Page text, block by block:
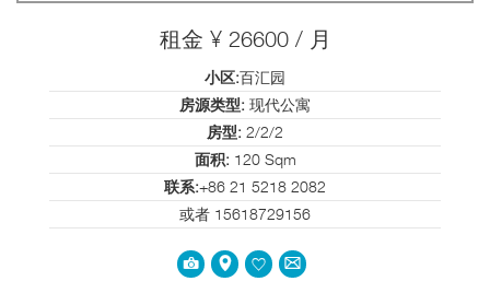
租金 ¥ 26600 / 月
小区:百汇园
房源类型: 现代公寓
房型: 2/2/2
面积: 120 Sqm
联系:+86 21 5218 2082
或者 15618729156